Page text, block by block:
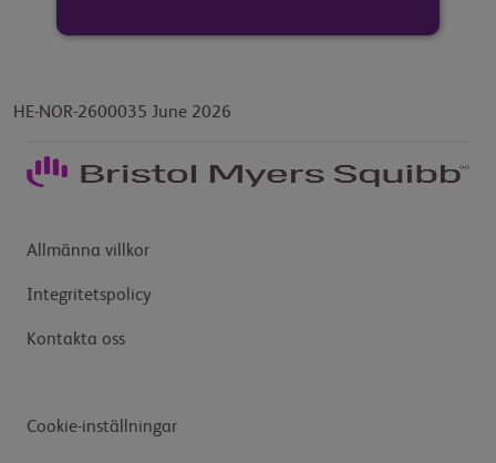
HE-NOR-2600035 June 2026
Allmänna villkor
Integritetspolicy
Kontakta oss
Cookie-inställningar